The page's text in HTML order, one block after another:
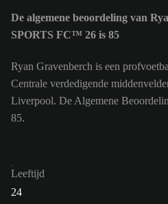
De algemene beoordeling van
SPORTS FC™ 26 is 85
Ryan Gravenberch is een
Centrale verdedigende
Liverpool. De Algemene
85.
Leeftijd
24